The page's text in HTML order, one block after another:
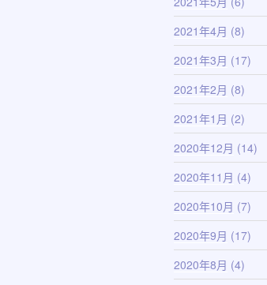
2021年4月 (8)
2021年3月 (17)
2021年2月 (8)
2021年1月 (2)
2020年12月 (14)
2020年11月 (4)
2020年10月 (7)
2020年9月 (17)
2020年8月 (4)